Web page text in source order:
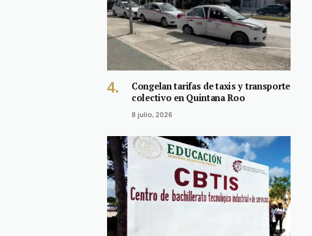
Congelan tarifas de taxis y transporte
colectivo en Quintana Roo
8 julio, 2026